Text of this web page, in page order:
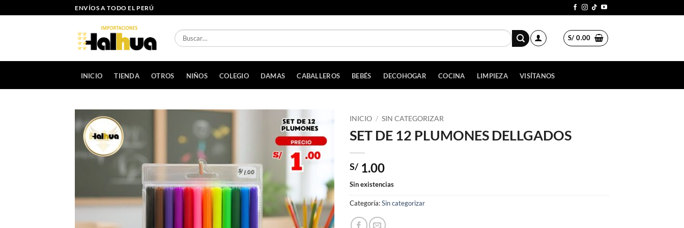
al
ENVÍOS A TODO EL PERÚ
Buscar
por:
S/ 0.00
INICIO TIENDA OTROS NIÑOS COLEGIO DAMAS CABALLEROS BEBÉS DECOHOGAR COCINA LIMPIEZA VISÍTANOS
INICIO / SIN CATEGORIZAR
SET DE 12 PLUMONES DELLGADOS
S/ 1.00
Sin existencias
Categoría:Sin categorizar